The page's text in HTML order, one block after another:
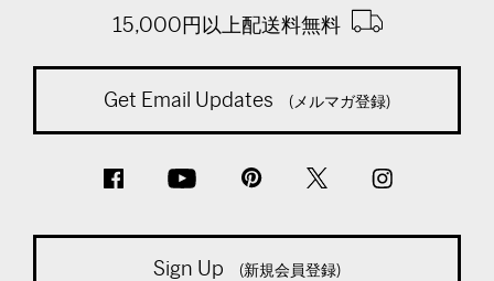
15,000円以上配送料無料
Get Email Updates (メルマガ登録)
Sign Up (新規会員登録)